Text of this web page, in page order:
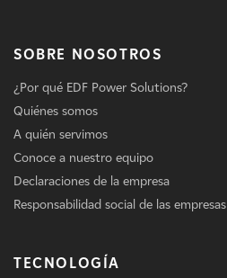
SOBRE NOSOTROS
¿Por qué EDF Power Solutions?
Quiénes somos
A quién servimos
Conoce a nuestro equipo
Declaraciones de la empresa
Responsabilidad social de las empresas
TECNOLOGÍA